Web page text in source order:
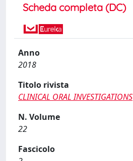
Scheda completa (DC)
Anno
2018
Titolo rivista
CLINICAL ORAL INVESTIGATIONS
N. Volume
22
Fascicolo